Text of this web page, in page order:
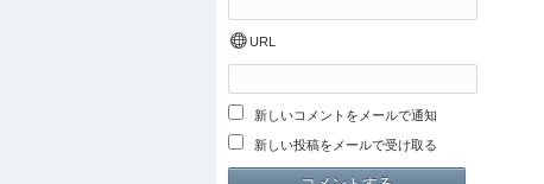
URL
新しいコメントをメールで通知
新しい投稿をメールで受け取る